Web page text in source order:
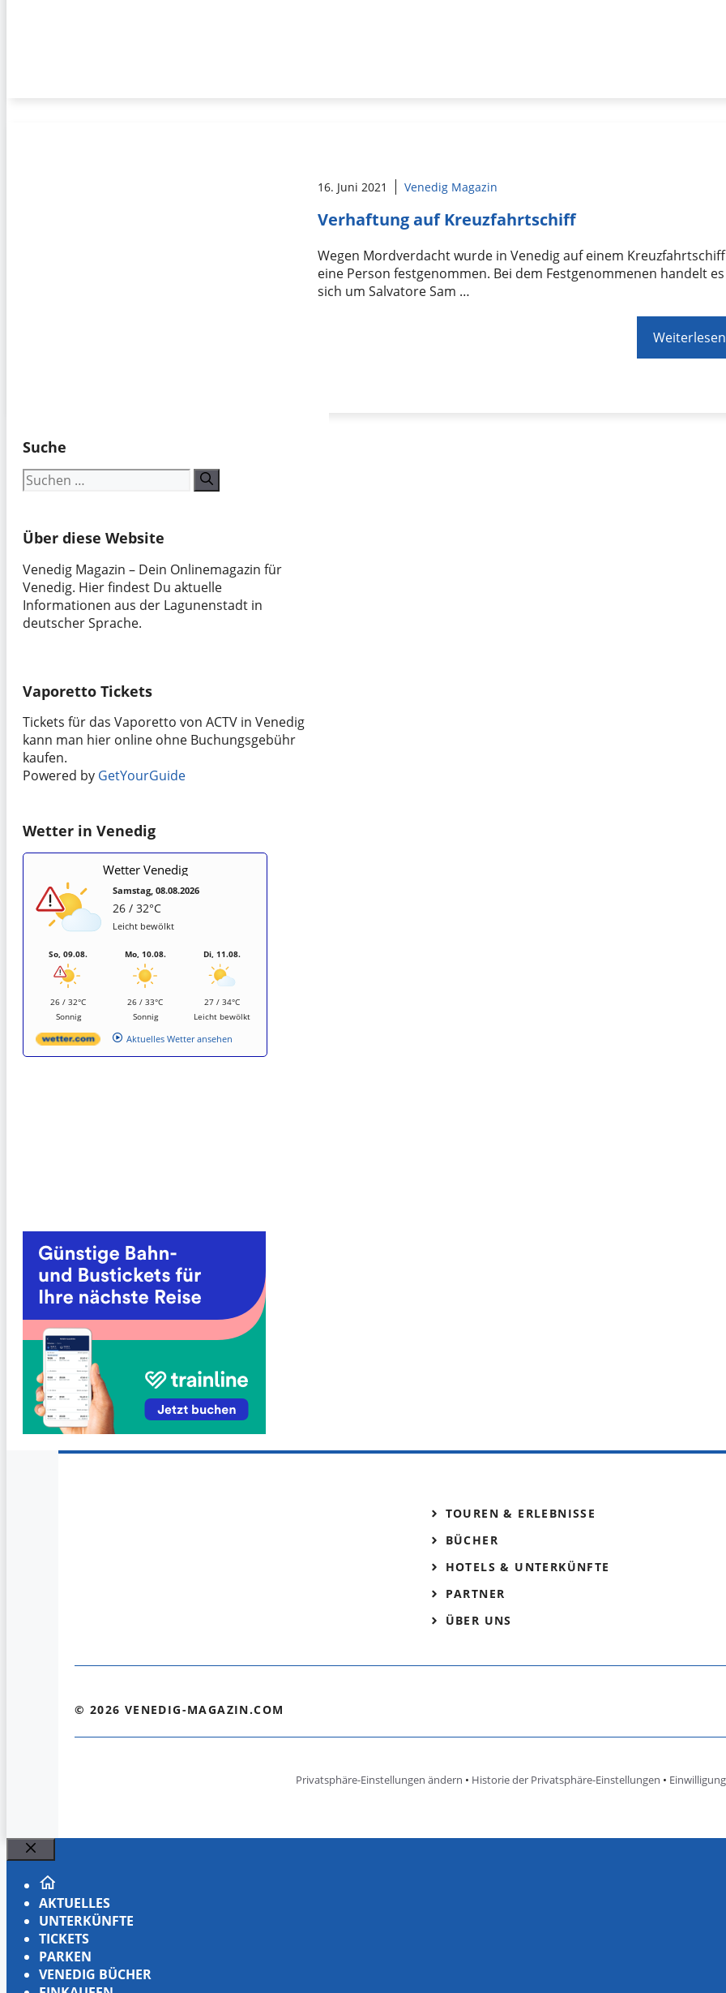
16. Juni 2021 Venedig Magazin
Verhaftung auf Kreuzfahrtschiff
Wegen Mordverdacht wurde in Venedig auf einem Kreuzfahrtschiff
eine Person festgenommen. Bei dem Festgenommenen handelt es
sich um Salvatore Sam …
Weiterlesen
Suche
Suchen
nach:
Über diese Website
Venedig Magazin – Dein Onlinemagazin für
Venedig. Hier findest Du aktuelle
Informationen aus der Lagunenstadt in
deutscher Sprache.
Vaporetto Tickets
Tickets für das Vaporetto von ACTV in Venedig
kann man hier online ohne Buchungsgebühr
kaufen.
Powered by GetYourGuide
Wetter in Venedig
Wetter Venedig
Samstag, 08.08.2026
26 / 32°C
Leicht bewölkt
So, 09.08.
26 / 32°C
Sonnig
Mo, 10.08.
26 / 33°C
Sonnig
Di, 11.08.
27 / 34°C
Leicht bewölkt
Aktuelles Wetter ansehen
TOUREN & ERLEBNISSE
BÜCHER
HOTELS & UNTERKÜNFTE
PARTNER
ÜBER UNS
© 2026 VENEDIG-MAGAZIN.COM
Privatsphäre-Einstellungen ändern • Historie der Privatsphäre-Einstellungen •
Schließen
AKTUELLES
UNTERKÜNFTE
TICKETS
PARKEN
VENEDIG BÜCHER